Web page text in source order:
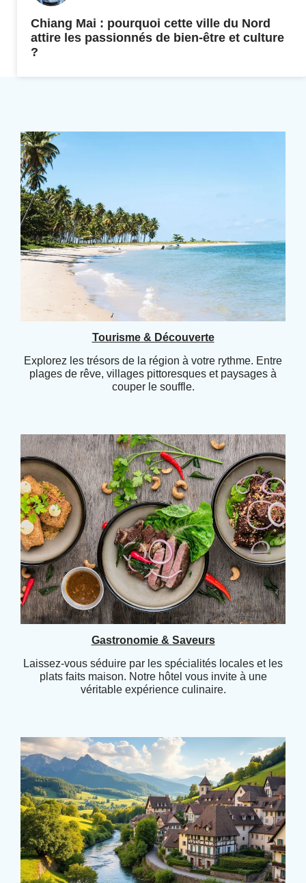
Chiang Mai : pourquoi cette ville du Nord
attire les passionnés de bien-être et culture
?
Tourisme & Découverte
Explorez les trésors de la région à votre rythme. Entre
plages de rêve, villages pittoresques et paysages à
couper le souffle.
Gastronomie & Saveurs
Laissez-vous séduire par les spécialités locales et les
plats faits maison. Notre hôtel vous invite à une
véritable expérience culinaire.